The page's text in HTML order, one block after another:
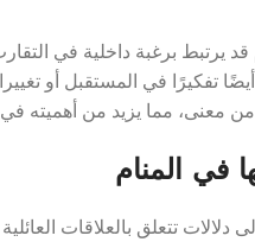
يرتبط برغبة داخلية في
أيضًا تفكيرًا في المستقبل أو
معنى، مما يزيد من أهميته في
في المنام
تتعلق بالعلاقات